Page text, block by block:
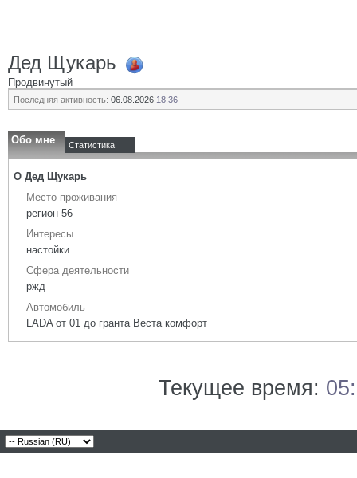
Дед Щукарь
Продвинутый
Последняя активность: 06.08.2026 18:36
Обо мне Статистика
О Дед Щукарь
Место проживания
регион 56
Интересы
настойки
Сфера деятельности
ржд
Автомобиль
LADA от 01 до гранта Веста комфорт
Текущее время: